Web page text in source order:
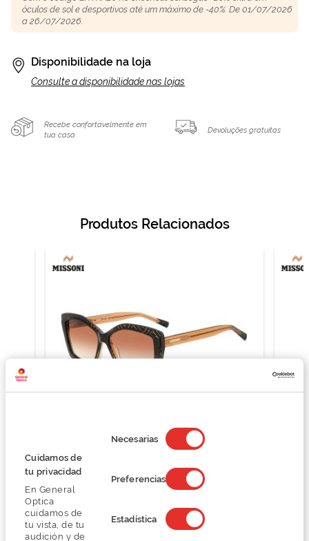
Cuidamos de
tu privacidad
En General
Optica
cuidamos de
tu vista, de tu
audición y de
de
consentimiento
Necesarias
Preferencias
Estadística
óculos de sol e desportivos até um máximo de -40%. De 01/07/2026
a 26/07/2026.
Disponibilidade na loja
Consulte a disponibilidade nas lojas
Recebe confortavelmente em
tua casa
Devoluções gratuitas
Produtos Relacionados
Missoni MIS 0187/G/S
201,75 €
269,00 €